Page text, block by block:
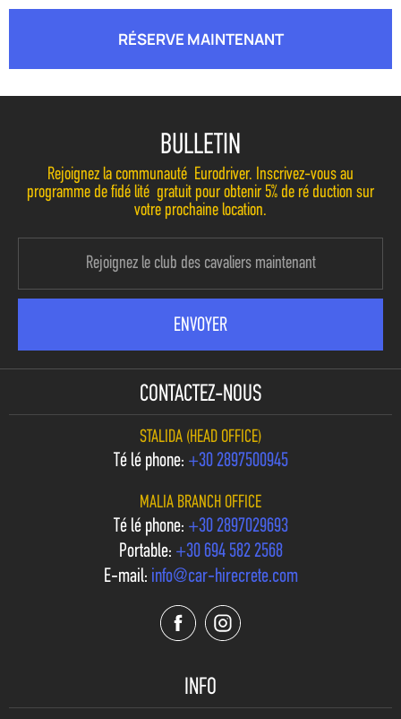
RÉSERVE MAINTENANT
BULLETIN
Rejoignez la communauté Eurodriver. Inscrivez-vous au
programme de fidélité gratuit pour obtenir 5% de réduction sur
votre prochaine location.
CONTACTEZ-NOUS
STALIDA (HEAD OFFICE)
Téléphone: +30 2897500945
MALIA BRANCH OFFICE
Téléphone: +30 2897029693
Portable: +30 694 582 2568
E-mail: info@car-hirecrete.com
INFO